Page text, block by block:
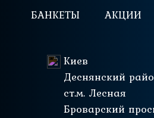
БАНКЕТЫ
АКЦИИ
Киев
Деснянский
ст.м. Лесная
Броварский